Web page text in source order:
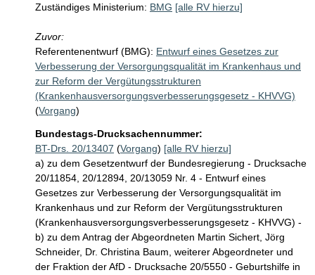
Zuständiges Ministerium: BMG [alle RV hierzu]
Zuvor:
Referentenentwurf (BMG): Entwurf eines Gesetzes zur
Verbesserung der Versorgungsqualität im Krankenhaus und
zur Reform der Vergütungsstrukturen
(Krankenhausversorgungsverbesserungsgesetz - KHVVG)
(Vorgang)
Bundestags-Drucksachennummer:
BT-Drs. 20/13407 (Vorgang) [alle RV hierzu]
a) zu dem Gesetzentwurf der Bundesregierung - Drucksache
20/11854, 20/12894, 20/13059 Nr. 4 - Entwurf eines
Gesetzes zur Verbesserung der Versorgungsqualität im
Krankenhaus und zur Reform der Vergütungsstrukturen
(Krankenhausversorgungsverbesserungsgesetz - KHVVG) -
b) zu dem Antrag der Abgeordneten Martin Sichert, Jörg
Schneider, Dr. Christina Baum, weiterer Abgeordneter und
der Fraktion der AfD - Drucksache 20/5550 - Geburtshilfe in